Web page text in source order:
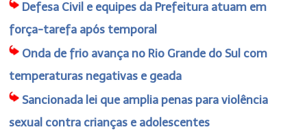
Defesa Civil e equipes da Prefeitura atuam em
força-tarefa após temporal
Onda de frio avança no Rio Grande do Sul com
temperaturas negativas e geada
Sancionada lei que amplia penas para violência
sexual contra crianças e adolescentes